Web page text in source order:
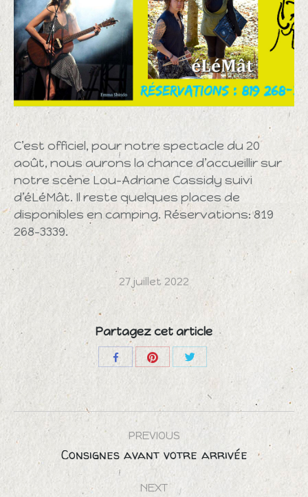
C’est officiel, pour notre spectacle du 20
août, nous aurons la chance d’accueillir sur
notre scène Lou-Adriane Cassidy suivi
d’éLéMât. Il reste quelques places de
disponibles en camping. Réservations: 819
268-3339.
27 juillet 2022
Partagez cet article
Share
Share
Share
Twitter
POST
NAVIGATION
PREVIOUS
Previous
post:
Consignes avant votre arrivée
NEXT